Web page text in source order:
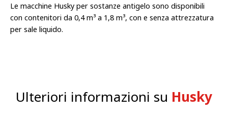
Le macchine Husky per sostanze antigelo sono disponibili
con contenitori da 0,4 m³ a 1,8 m³, con e senza attrezzatura
per sale liquido.
Ulteriori informazioni su Husky